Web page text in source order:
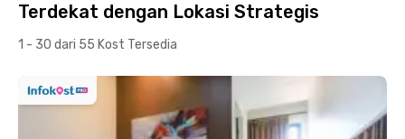
Terdekat dengan Lokasi Strategis
1 - 30 dari 55 Kost Tersedia